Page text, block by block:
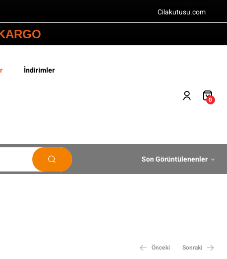
Cilakutusu.com
İndirimler
0
Son Görüntülenenler
Önceki Sonraki